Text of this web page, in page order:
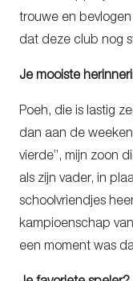
trouwe en
dat deze club nog
Je mooiste
Poeh, die is lastig
dan aan de
vierde”, mijn zoon
als zijn vader, in
schoolvriendjes
kampioenschap
een moment was